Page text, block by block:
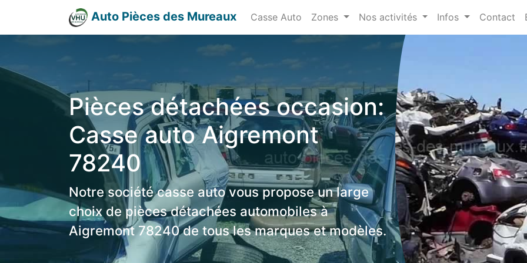
Auto Pièces des Mureaux Casse Auto Zones Nos activités Infos Contact
Pièces détachées occasion:
Casse auto Aigremont
78240
Notre société casse auto vous propose un large
choix de pièces détachées automobiles à
Aigremont 78240 de tous les marques et modèles.